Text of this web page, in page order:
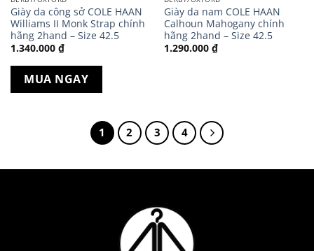
Giày da công sở COLE HAAN
Williams II Monk Strap chính
hãng 2hand – Size 42.5
1.340.000 ₫
MUA NGAY
Giày da nam COLE HAAN
Calhoun Mahogany chính
hãng 2hand – Size 42.5
1.290.000 ₫
1 2 3 4